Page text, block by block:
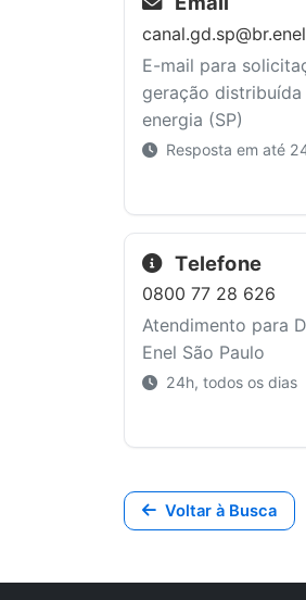
E-mail para
geração
energia (SP)
Resposta em até
Telefone
0800 77 28 626
Atendimento para
Enel São Paulo
24h, todos os dias
Voltar à Busca